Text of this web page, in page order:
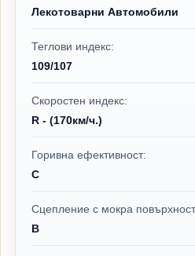
Лекотоварни Автомобили
Теглови индекс:
109/107
Скоростен индекс:
R - (170км/ч.)
Горивна ефективност:
C
Сцепление с мокра
B